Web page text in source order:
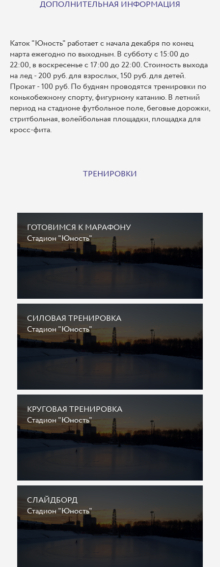
ДОПОЛНИТЕЛЬНАЯ ИНФОРМАЦИЯ
Каток "Юность" работает с начала декабря по конец
марта ежегодно по выходным. В субботу с 15:00 до
22:00, в воскресенье с 17:00 до 22:00. Стоимость выхода
на лед - 200 руб. для взрослых, 150 руб. для детей.
Прокат - 100 руб. По будням проводятся тренировки по
конькобежному спорту, фигурному катанию. В летний
период на стадионе футбольное поле, беговые дорожки,
стритбольная, волейбольная площадки, площадка для
кросс-фита.
ТРЕНИРОВКИ
ГОТОВИМСЯ К МАРАФОНУ
Стадион "Юность"
СИЛОВАЯ ТРЕНИРОВКА
Стадион "Юность"
КРУГОВАЯ ТРЕНИРОВКА
Стадион "Юность"
СЛАЙДБОРД
Стадион "Юность"